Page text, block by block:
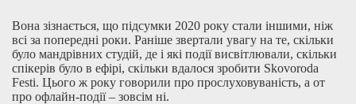
Вона зізнається, що підсумки 2020 року стали іншими, ніж
всі за попередні роки. Раніше звертали увагу на те, скільки
було мандрівних студій, де і які події висвітлювали, скільки
спікерів було в ефірі, скільки вдалося зробити Skovoroda
Festi. Цього ж року говорили про прослуховуваність, а от
про офлайн-події – зовсім ні.